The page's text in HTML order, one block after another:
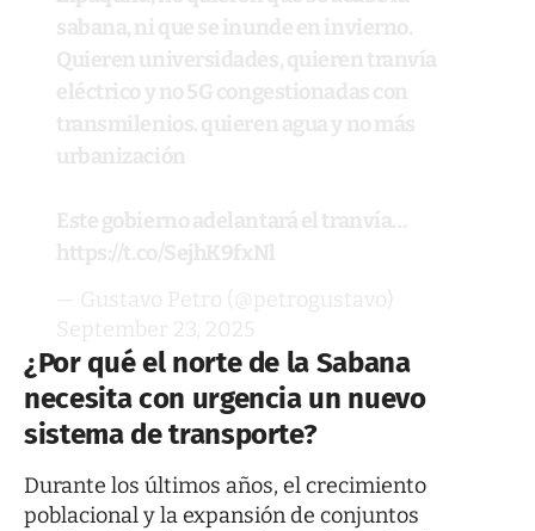
¿Por qué el norte de la Sabana
necesita con urgencia un nuevo
sistema de transporte?
Durante los últimos años, el crecimiento
poblacional y la expansión de conjuntos